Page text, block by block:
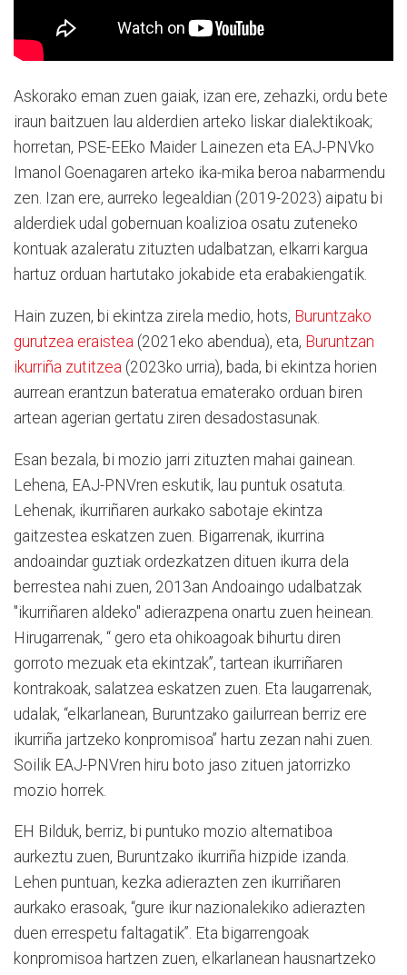
Askorako eman zuen gaiak, izan ere, zehazki, ordu bete
iraun baitzuen lau alderdien arteko liskar dialektikoak;
horretan, PSE-EEko Maider Lainezen eta EAJ-PNVko
Imanol Goenagaren arteko ika-mika beroa nabarmendu
zen. Izan ere, aurreko legealdian (2019-2023) aipatu bi
alderdiek udal gobernuan koalizioa osatu zuteneko
kontuak azaleratu zituzten udalbatzan, elkarri kargua
hartuz orduan hartutako jokabide eta erabakiengatik.
Hain zuzen, bi ekintza zirela medio, hots, Buruntzako
gurutzea eraistea (2021eko abendua), eta, Buruntzan
ikurriña zutitzea (2023ko urria), bada, bi ekintza horien
aurrean erantzun bateratua ematerako orduan biren
artean agerian gertatu ziren desadostasunak.
Esan bezala, bi mozio jarri zituzten mahai gainean.
Lehena, EAJ-PNVren eskutik, lau puntuk osatuta.
Lehenak, ikurriñaren aurkako sabotaje ekintza
gaitzestea eskatzen zuen. Bigarrenak, ikurrina
andoaindar guztiak ordezkatzen dituen ikurra dela
berrestea nahi zuen, 2013an Andoaingo udalbatzak
"ikurriñaren aldeko" adierazpena onartu zuen heinean.
Hirugarrenak, “ gero eta ohikoagoak bihurtu diren
gorroto mezuak eta ekintzak”, tartean ikurriñaren
kontrakoak, salatzea eskatzen zuen. Eta laugarrenak,
udalak, “elkarlanean, Buruntzako gailurrean berriz ere
ikurriña jartzeko konpromisoa” hartu zezan nahi zuen.
Soilik EAJ-PNVren hiru boto jaso zituen jatorrizko
mozio horrek.
EH Bilduk, berriz, bi puntuko mozio alternatiboa
aurkeztu zuen, Buruntzako ikurriña hizpide izanda.
Lehen puntuan, kezka adierazten zen ikurriñaren
aurkako erasoak, “gure ikur nazionalekiko adierazten
duen errespetu faltagatik”. Eta bigarrengoak
konpromisoa hartzen zuen, elkarlanean hausnartzeko